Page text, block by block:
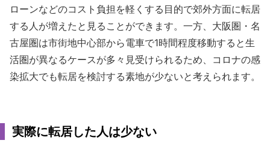
ローンなどのコスト負担を軽くする目的で郊外方面に転居
する人が増えたと見ることができます。一方、大阪圏・名
古屋圏は市街地中心部から電車で1時間程度移動すると生
活圏が異なるケースが多々見受けられるため、コロナの感
染拡大でも転居を検討する素地が少ないと考えられます。
実際に転居した人は少ない